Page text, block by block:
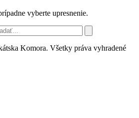
vyberte upresnenie.
Komora. Všetky práva vyhradené